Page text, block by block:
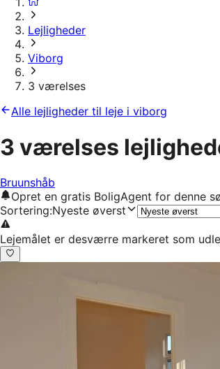
Lejligheder
Viborg
3 værelses
Alle lejligheder til leje i viborg
3 værelses
Bruunshåb
Opret en gratis BoligAgent for denne
Sortering:Nyeste øverst
Lejemålet er desværre markeret som